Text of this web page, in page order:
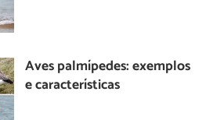
Aves palmípedes: exemplos
e características